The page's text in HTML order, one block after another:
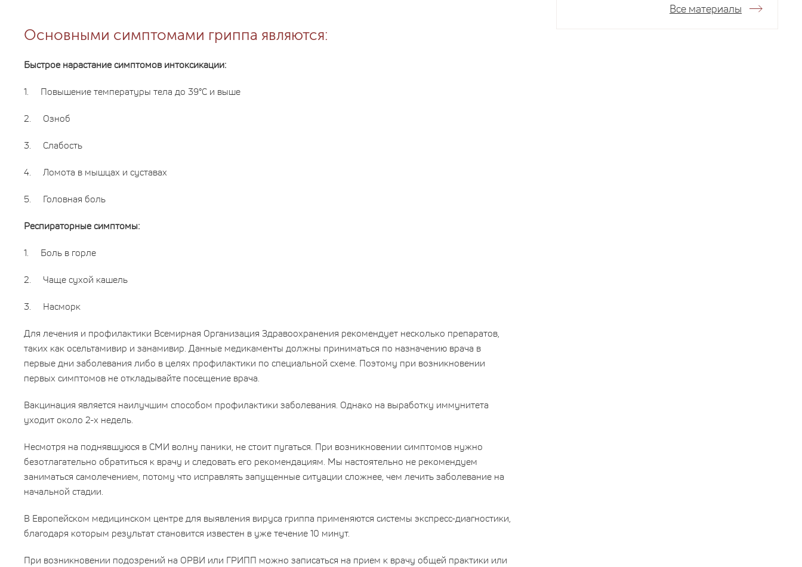
Основными симптомами гриппа являются:
Быстрое нарастание симптомов интоксикации:
1. Повышение температуры тела до 39°С и выше
2. Озноб
3. Слабость
4. Ломота в мышцах и суставах
5. Головная боль
Респираторные симптомы:
1. Боль в горле
2. Чаще сухой кашель
3. Насморк
Для лечения и профилактики Всемирная Организация Здравоохранения рекомендует несколько препаратов,
таких как осельтамивир и занамивир. Данные медикаменты должны приниматься по назначению врача в
первые дни заболевания либо в целях профилактики по специальной схеме. Поэтому при возникновении
первых симптомов не откладывайте посещение врача.
Вакцинация является наилучшим способом профилактики заболевания. Однако на выработку иммунитета
уходит около 2-х недель.
Несмотря на поднявшуюся в СМИ волну паники, не стоит пугаться. При возникновении симптомов нужно
безотлагательно обратиться к врачу и следовать его рекомендациям. Мы настоятельно не рекомендуем
заниматься самолечением, потому что исправлять запущенные ситуации сложнее, чем лечить заболевание на
начальной стадии.
В Европейском медицинском центре для выявления вируса гриппа применяются системы экспресс-диагностики,
благодаря которым результат становится известен в уже течение 10 минут.
При возникновении подозрений на ОРВИ или ГРИПП можно записаться на прием к врачу общей практики или
Все материалы